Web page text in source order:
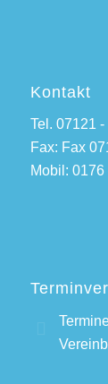
Kontakt
Tel. 07121
Fax: Fax
Mobil: